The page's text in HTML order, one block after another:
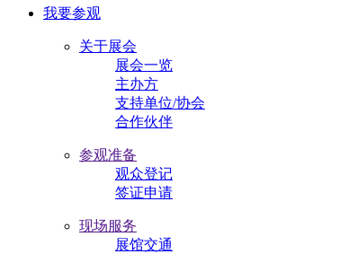
我要参观
关于展会
展会一览
主办方
支持单位/协会
合作伙伴
参观准备
观众登记
签证申请
现场服务
展馆交通